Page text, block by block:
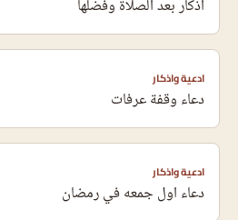
أذكار بعد الصلاة وفضلها
ادعية واذكار
دعاء وقفة عرفات
ادعية واذكار
دعاء اول جمعه في رمضان